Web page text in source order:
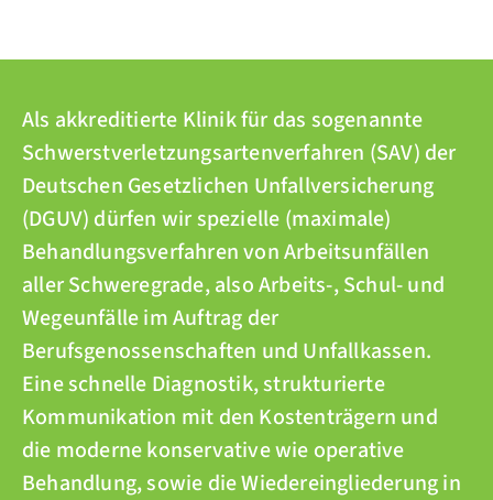
Als akkreditierte Klinik für das sogenannte
Schwerstverletzungsartenverfahren (SAV) der
Deutschen Gesetzlichen Unfallversicherung
(DGUV) dürfen wir spezielle (maximale)
Behandlungsverfahren von Arbeitsunfällen
aller Schweregrade, also Arbeits-, Schul- und
Wegeunfälle im Auftrag der
Berufsgenossenschaften und Unfallkassen.
Eine schnelle Diagnostik, strukturierte
Kommunikation mit den Kostenträgern und
die moderne konservative wie operative
Behandlung, sowie die Wiedereingliederung in